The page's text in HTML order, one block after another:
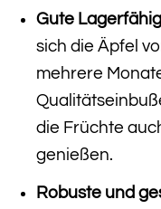
Gute
sich die Äpfel
mehrere
die Früchte
genießen.
Robuste und